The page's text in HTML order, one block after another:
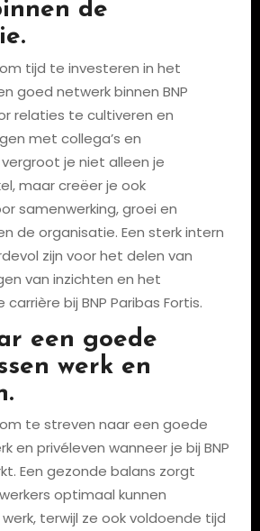
de
tijd te investeren in het
goed netwerk binnen BNP
relaties te cultiveren en
met collega’s en
je niet alleen je
maar creëer je ook
samenwerking, groei en
de organisatie. Een sterk intern
zijn voor het delen van
van inzichten en het
bij BNP Paribas Fortis.
een goede
werk en
te streven naar een goede
en privéleven wanneer je bij BNP
Een gezonde balans zorgt
optimaal kunnen
terwijl ze ook voldoende tijd